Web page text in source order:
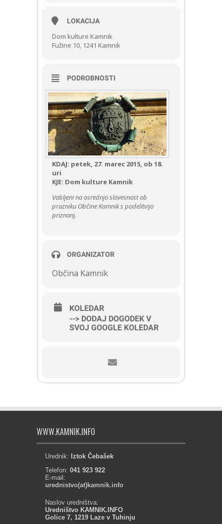
LOKACIJA
Dom kulture Kamnik
Fužine 10, 1241 Kamnik
PODROBNOSTI
KDAJ: petek, 27. marec 2015, ob 18.
uri
KJE: Dom kulture Kamnik
Vabljeni na osrednjo slovesnost ob
prazniku Občine Kamnik s podelitvijo
priznanj.
ORGANIZATOR
Občina Kamnik
KOLEDAR
--> DODAJ DOGODEK V
SVOJ GOOGLE KOLEDAR
WWW.KAMNIK.INFO
Urednik: Iztok Čebašek
Telefon: 041 923 922
E-mail:
urednistvo(at)kamnik.info
Naslov uredništva:
Uredništvo KAMNIK.INFO
Golice 7, 1219 Laze v Tuhinju